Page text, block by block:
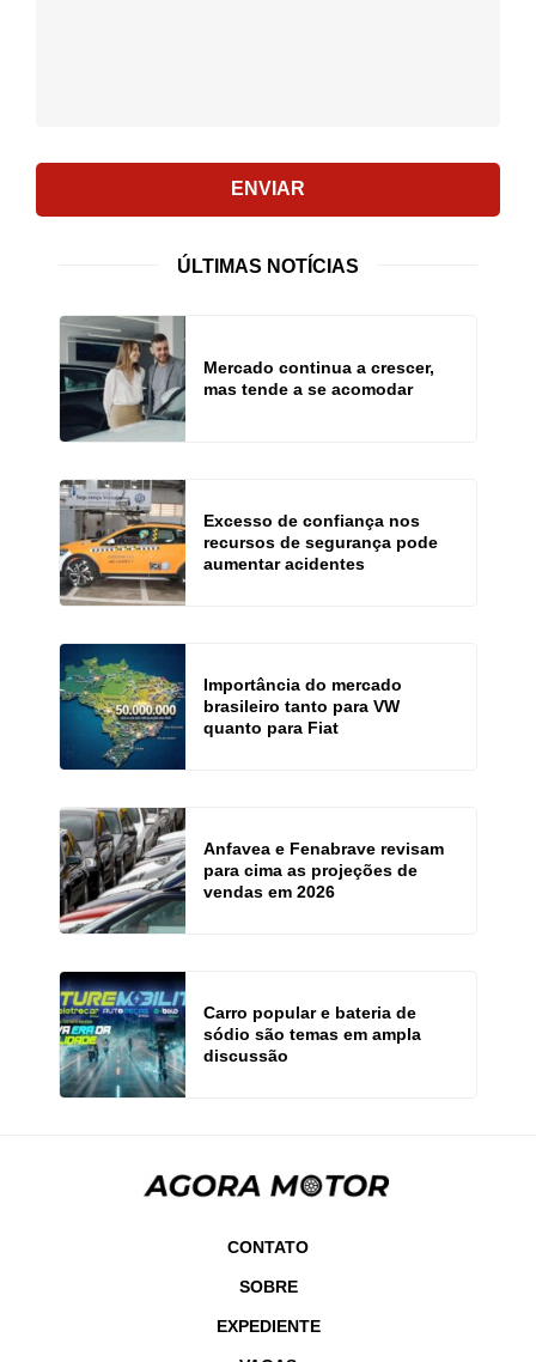
ENVIAR
ÚLTIMAS NOTÍCIAS
Mercado continua a crescer,
mas tende a se acomodar
Excesso de confiança nos
recursos de segurança pode
aumentar acidentes
Importância do mercado
brasileiro tanto para VW
quanto para Fiat
Anfavea e Fenabrave revisam
para cima as projeções de
vendas em 2026
Carro popular e bateria de
sódio são temas em ampla
discussão
CONTATO
SOBRE
EXPEDIENTE